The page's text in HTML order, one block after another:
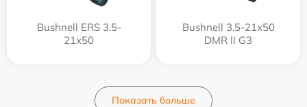
Bushnell ERS 3.5-
21x50
Bushnell 3.5-21x50
DMR II G3
Показать больше